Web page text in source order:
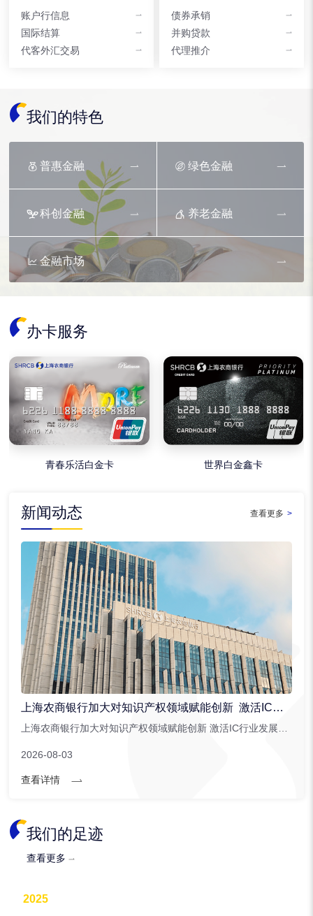
账户行信息
国际结算
代客外汇交易
债券承销
并购贷款
代理推介
我们的特色
普惠金融 绿色金融
科创金融 养老金融
金融市场
办卡服务
青春乐活白金卡 世界白金鑫卡
新闻动态 查看更多 >
上海农商银行加大对知识产权领域赋能创新 激活IC行业发展潜能
2026-08-03
查看详情
我们的足迹
查看更多
2025